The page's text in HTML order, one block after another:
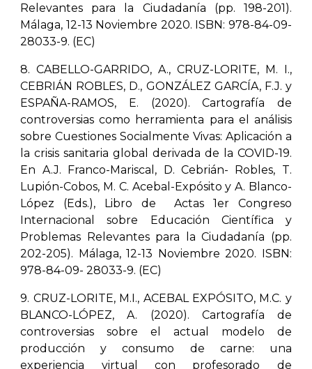
Relevantes para la Ciudadanía (pp. 198-201).
Málaga, 12-13 Noviembre 2020. ISBN: 978-84-09-
28033-9. (EC)
8. CABELLO-GARRIDO, A., CRUZ-LORITE, M. I.,
CEBRIÁN ROBLES, D., GONZÁLEZ GARCÍA, F.J. y
ESPAÑA-RAMOS, E. (2020). Cartografía de
controversias como herramienta para el análisis
sobre Cuestiones Socialmente Vivas: Aplicación a
la crisis sanitaria global derivada de la COVID-19.
En A.J. Franco-Mariscal, D. Cebrián- Robles, T.
Lupión-Cobos, M. C. Acebal-Expósito y A. Blanco-
López (Eds.), Libro de Actas 1er Congreso
Internacional sobre Educación Científica y
Problemas Relevantes para la Ciudadanía (pp.
202-205). Málaga, 12-13 Noviembre 2020. ISBN:
978-84-09- 28033-9. (EC)
9. CRUZ-LORITE, M.I., ACEBAL EXPÓSITO, M.C. y
BLANCO-LÓPEZ, A. (2020). Cartografía de
controversias sobre el actual modelo de
producción y consumo de carne: una
experiencia virtual con profesorado de